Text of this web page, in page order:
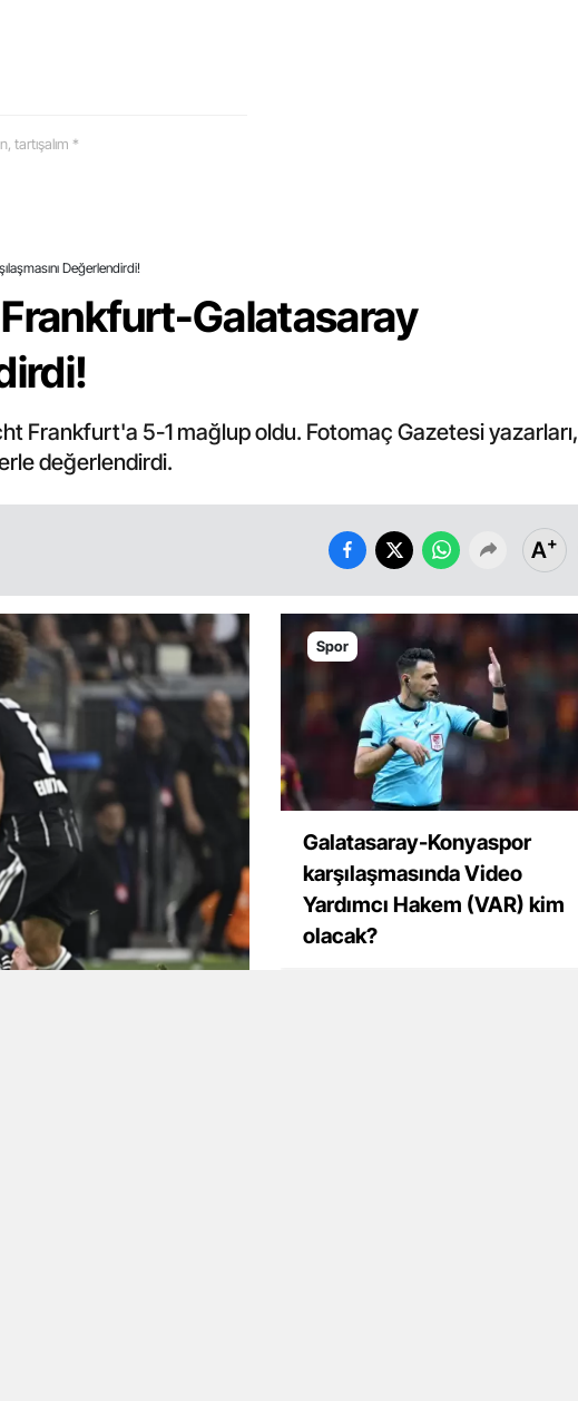
tartışalım *
Değerlendirdi!
Galatasaray
Frankfurt'a 5-1 mağlup oldu. Fotomaç Gazetesi yazarları,
değerlendirdi.
A+
Spor
Galatasaray-Konyaspor
karşılaşmasında Video
Yardımcı Hakem (VAR) kim
olacak?